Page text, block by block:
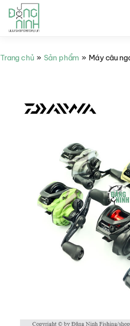
tới
Trang chủ Sản phẩm Máy câu